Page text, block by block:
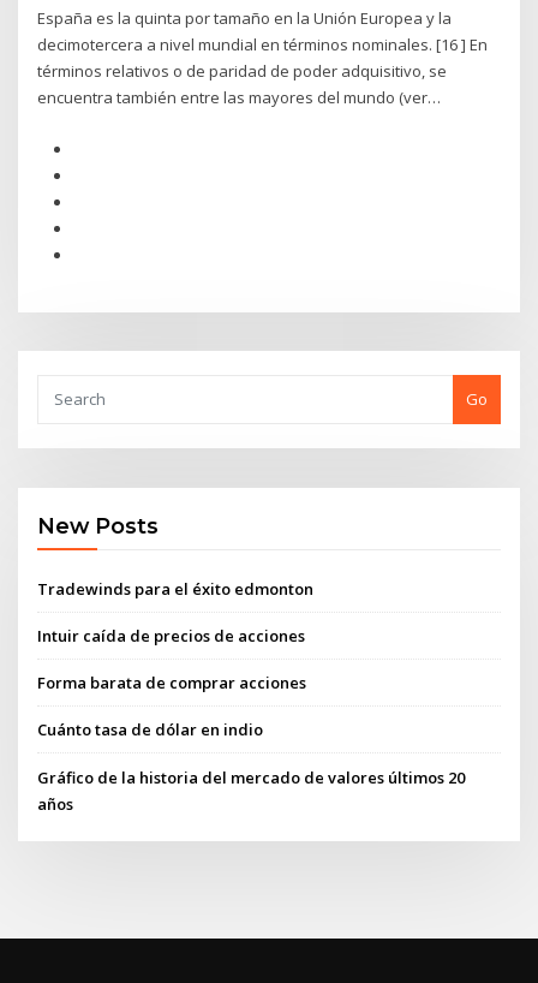
España es la quinta por tamaño en la Unión Europea y la
decimotercera a nivel mundial en términos nominales. [16 ] En
términos relativos o de paridad de poder adquisitivo, se
encuentra también entre las mayores del mundo (ver…
Go
New Posts
Tradewinds para el éxito edmonton
Intuir caída de precios de acciones
Forma barata de comprar acciones
Cuánto tasa de dólar en indio
Gráfico de la historia del mercado de valores últimos 20
años